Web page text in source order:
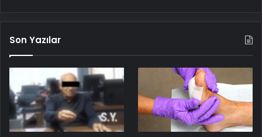
Son Yazılar